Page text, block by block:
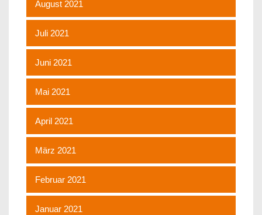
August 2021
Juli 2021
Juni 2021
Mai 2021
April 2021
März 2021
Februar 2021
Januar 2021